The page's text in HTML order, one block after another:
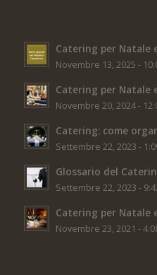
Catering per Natale
Novembre 13, 2025 -
Catering per Natale
Novembre 20, 2024 -
Catering: come
Settembre 22, 2023 -
Glossario del
Settembre 22, 2023 -
Catering per Natale
Novembre 23, 2021 -